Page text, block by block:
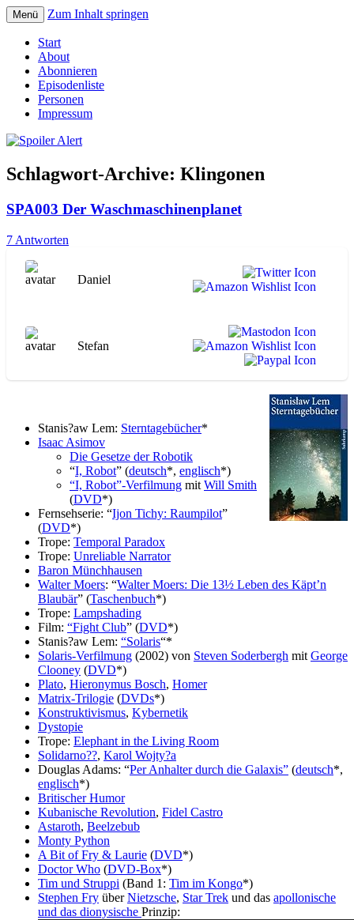
Spoiler Alert
Erfahrungshintergrund
Menü Zum Inhalt springen
Start
About
Abonnieren
Episodenliste
Personen
Impressum
Schlagwort-Archive: Klingonen
SPA003 Der Waschmaschinenplanet
7 Antworten
Daniel
Stefan
Stanis?aw Lem: Sterntagebücher*
Isaac Asimov
Die Gesetze der Robotik
“I, Robot” (deutsch*, englisch*)
“I, Robot”-Verfilmung mit Will Smith
(DVD*)
Fernsehserie: “Ijon Tichy: Raumpilot”
(DVD*)
Trope: Temporal Paradox
Trope: Unreliable Narrator
Baron Münchhausen
Walter Moers: “Walter Moers: Die 13½ Leben des Käpt’n
Blaubär” (Taschenbuch*)
Trope: Lampshading
Film: “Fight Club” (DVD*)
Stanis?aw Lem: “Solaris“*
Solaris-Verfilmung (2002) von Steven Soderbergh mit George
Clooney (DVD*)
Plato, Hieronymus Bosch, Homer
Matrix-Trilogie (DVDs*)
Konstruktivismus, Kybernetik
Dystopie
Trope: Elephant in the Living Room
Solidarno??, Karol Wojty?a
Douglas Adams: “Per Anhalter durch die Galaxis” (deutsch*,
englisch*)
Britischer Humor
Kubanische Revolution, Fidel Castro
Astaroth, Beelzebub
Monty Python
A Bit of Fry & Laurie (DVD*)
Doctor Who (DVD-Box*)
Tim und Struppi (Band 1: Tim im Kongo*)
Stephen Fry überNietzsche, Star Trek und das apollonische
und das dionysische Prinzip: